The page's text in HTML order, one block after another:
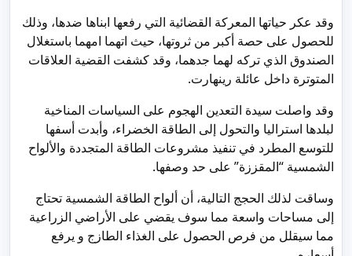
وقد عكر حياتها المعركة القضائية التي رفعها ابناها ضدها، وذلك
للحصول على حصة أكبر من ثروتها، حيث اتهما امهما باستغلال
الصندوق الذي تركه لهما جدهما، وقد كشفت القضية العلاقات
المتوترة داخل عائلة رينهارت.
وقد واصلت سيدة التعدين الهجوم على السياسات المناخية
لبلدها استراليا والتحول إلى الطاقة الخضراء، وأبدت أسفها
للتوسع المطرد في تنفيذ مشروعات الطاقة المتجددة والألواح
الشمسية “المقززة” على حد وصفها.
وساقت لذلك الحجج التالية، أن ألواح الطاقة الشمسية تحتاج
إلى مساحات واسعة مما سوف يقضي على الأراضي الزراعية
مما سيقلل من فرص الحصول على الغذاء الطازج و يرفع